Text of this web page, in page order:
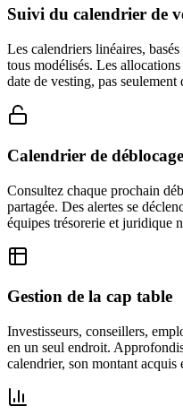
Suivi du calendrier de
Les calendriers linéaires,
tous modélisés. Les
date de vesting, pas
Calendrier de
Consultez chaque prochain
partagée. Des alertes se
équipes trésorerie et juridique
Gestion de la cap table
Investisseurs, conseillers,
en un seul endroit.
calendrier, son montant